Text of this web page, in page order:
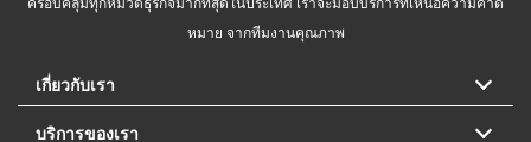
หมาย จากทีมงานคุณภาพ
เกี่ยวกับเรา
บริการของเรา